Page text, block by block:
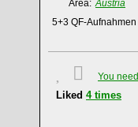
Area: Austria
5+3 QF-
You
Liked 4times